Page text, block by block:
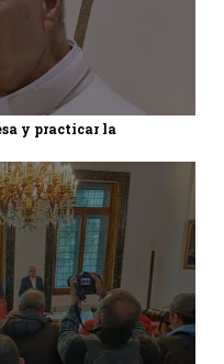
y practicar la